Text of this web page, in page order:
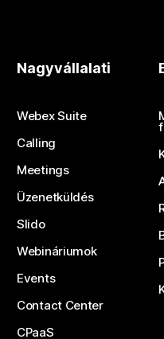
Nagyvállalati
Webex Suite
Calling
Meetings
Üzenetküldés
Slido
Webináriumok
Events
Contact Center
CPaaS